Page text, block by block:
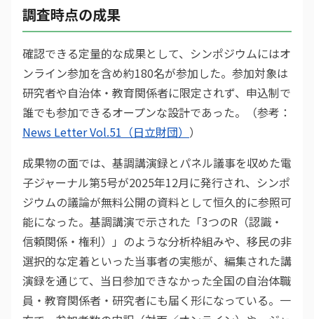
調査時点の成果
確認できる定量的な成果として、シンポジウムにはオ
ンライン参加を含め約180名が参加した。参加対象は
研究者や自治体・教育関係者に限定されず、申込制で
誰でも参加できるオープンな設計であった。（参考：
News Letter Vol.51（日立財団） ）
成果物の面では、基調講演録とパネル議事を収めた電
子ジャーナル第5号が2025年12月に発行され、シンポ
ジウムの議論が無料公開の資料として恒久的に参照可
能になった。基調講演で示された「3つのR（認識・
信頼関係・権利）」のような分析枠組みや、移民の非
選択的な定着といった当事者の実態が、編集された講
演録を通じて、当日参加できなかった全国の自治体職
員・教育関係者・研究者にも届く形になっている。一